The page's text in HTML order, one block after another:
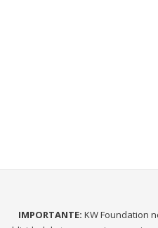
IMPORTANTE: KW Foundation